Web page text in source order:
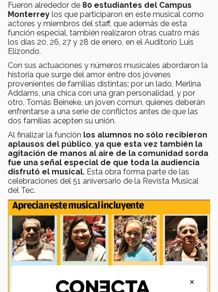
Fueron alrededor de 80 estudiantes del Campus
Monterrey los que participaron en este musical como
actores y miembros del staff, que además de esta
función especial, también realizaron otras cuatro más
los días 20, 26, 27 y 28 de enero, en el Auditorio Luis
Elizondo.
Con sus actuaciones y números musicales abordaron la
historia que surge del amor entre dos jóvenes
provenientes de familias distintas; por un lado, Merlina
Addams, una chica con una gran personalidad, y por
otro, Tomás Beineke, un joven común, quienes deberán
enfrentarse a una serie de conflictos antes de que las
dos familias acepten su unión.
Al finalizar la función los alumnos no sólo recibieron
aplausos del público, ya que esta vez también la
agitación de manos al aire de la comunidad sorda
fue una señal especial de que toda la audiencia
disfrutó el musical. Esta obra forma parte de las
celebraciones del 51 aniversario de la Revista Musical
del Tec.
×